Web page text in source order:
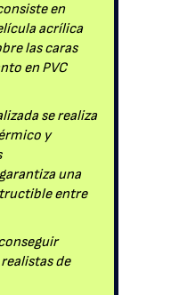
en
acrílica
las caras
en PVC
se realiza
y
una
entre
de